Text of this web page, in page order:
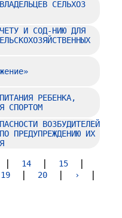
СЕЛЬХОЗ
И СОД-НИЮ ДЛЯ
РЕБЕНКА,
СПОРТОМ
ВОЗБУДИТЕЛЕЙ
ПРЕДУПРЕЖДЕНИЮ ИХ
| 14 | 15
|
19 | 20 | › |